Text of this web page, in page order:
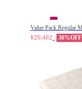
¥20,482 30%OFF